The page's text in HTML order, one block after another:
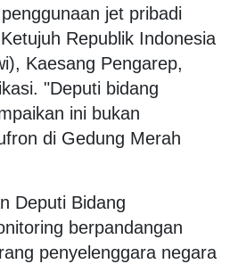
jet pribadi
Republik Indonesia
Kaesang Pengarep,
"Deputi bidang
ini bukan
di Gedung Merah
Deputi Bidang
berpandangan
penyelenggara negara